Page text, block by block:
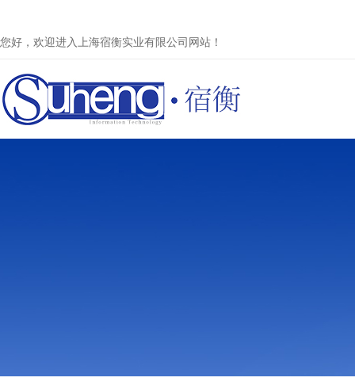
您好，欢迎进入上海宿衡实业有限公司网站！